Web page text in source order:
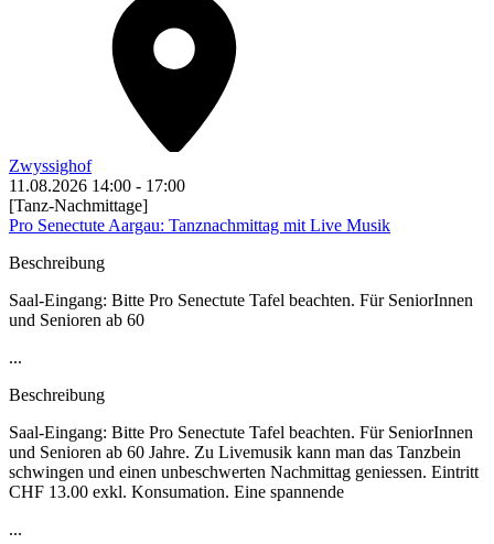
Zwyssighof
11.08.2026 14:00 - 17:00
[Tanz-Nachmittage]
Pro Senectute Aargau: Tanznachmittag mit Live Musik
Beschreibung
Saal-Eingang: Bitte Pro Senectute Tafel beachten. Für SeniorInnen
und Senioren ab 60
...
Beschreibung
Saal-Eingang: Bitte Pro Senectute Tafel beachten. Für SeniorInnen
und Senioren ab 60 Jahre. Zu Livemusik kann man das Tanzbein
schwingen und einen unbeschwerten Nachmittag geniessen. Eintritt
CHF 13.00 exkl. Konsumation. Eine spannende
...